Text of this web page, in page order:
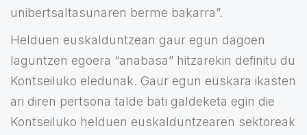
unibertsaltasunaren berme bakarra”.
Helduen euskalduntzean gaur egun dagoen
laguntzen egoera “anabasa” hitzarekin definitu du
Kontseiluko eledunak. Gaur egun euskara ikasten
ari diren pertsona talde bati galdeketa egin die
Kontseiluko helduen euskalduntzearen sektoreak